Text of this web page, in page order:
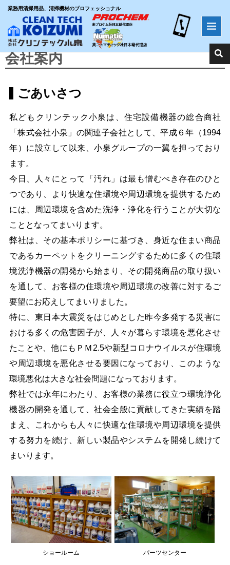
業務用清掃用品、清掃機材のプロフェッショナル
ホーム>会社案内
会社案内
ごあいさつ
私どもクリンテック小泉は、住宅設備機器の総合商社
「株式会社小泉」の関連子会社として、平成６年（1994
年）に設立して以来、小泉グループの一翼を担っており
ます。
今日、人々にとって「汚れ」は最も憎むべき存在のひと
つであり、より快適な住環境や周辺環境を提供するため
には、周辺環境を含めた洗浄・浄化を行うことが大切な
こととなってまいります。
弊社は、その基本ポリシーに基づき、身近な住まい商品
であるカーペットをクリーニングするために多くの住環
境洗浄機器の開発から始まり、その開発商品の取り扱い
を通して、お客様の住環境や周辺環境の改善に対するご
要望にお応えしてまいりました。
特に、東日本大震災をはじめとした昨今多発する災害に
おける多くの危害因子が、人々が暮らす環境を悪化させ
たことや、他にもＰＭ2.5や新型コロナウイルスが住環境
や周辺環境を悪化させる要因になっており、このような
環境悪化は大きな社会問題になっております。
弊社では永年にわたり、お客様の業務に役立つ環境浄化
機器の開発を通して、社会全般に貢献してきた実績を踏
まえ、これからも人々に快適な住環境や周辺環境を提供
する努力を続け、新しい製品やシステムを開発し続けて
まいります。
ショールーム パーツセンター